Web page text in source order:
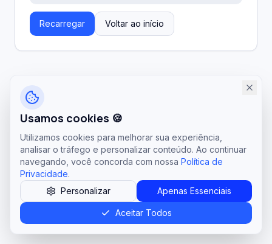
Recarregar Voltar ao início
Usamos cookies 🍪
Utilizamos cookies para melhorar sua experiência,
analisar o tráfego e personalizar conteúdo. Ao continuar
navegando, você concorda com nossa Política de
Privacidade.
Personalizar
Apenas Essenciais
Aceitar Todos